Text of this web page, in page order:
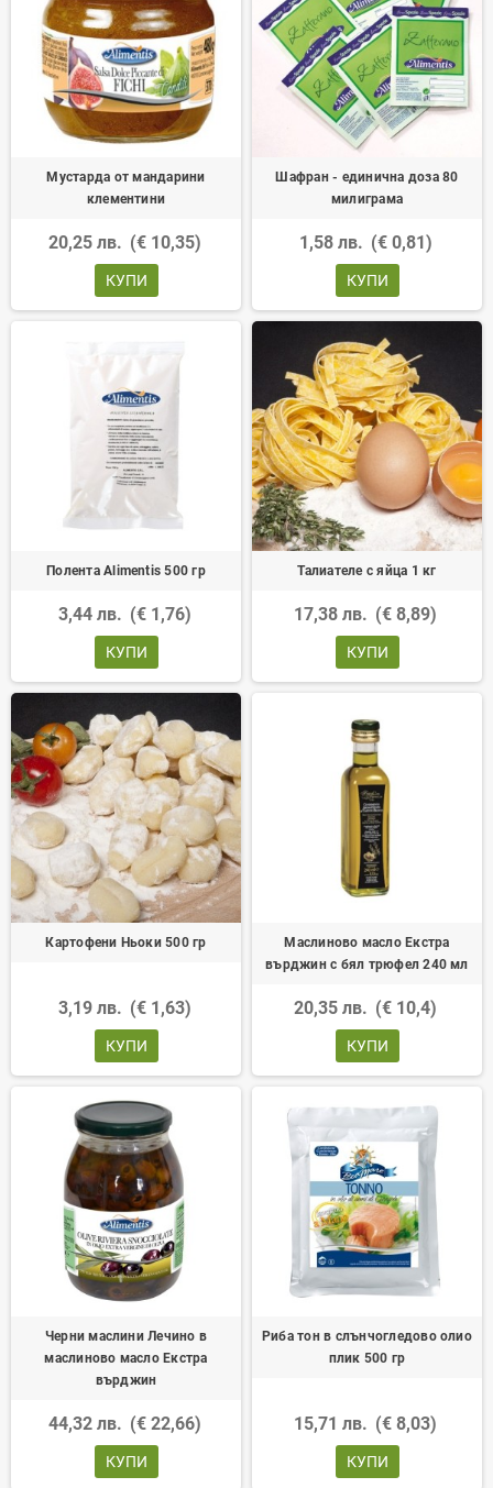
Мустарда от мандарини
клементини
20,25 лв. (€ 10,35)
КУПИ
Шафран - единична доза 80
милиграма
1,58 лв. (€ 0,81)
КУПИ
Полента Alimentis 500 гр
3,44 лв. (€ 1,76)
КУПИ
Талиателе с яйца 1 кг
17,38 лв. (€ 8,89)
КУПИ
Картофени Ньоки 500 гр
3,19 лв. (€ 1,63)
КУПИ
Маслиново масло Екстра
върджин с бял трюфел 240 мл
20,35 лв. (€ 10,4)
КУПИ
Черни маслини Лечино в
маслиново масло Екстра
върджин
44,32 лв. (€ 22,66)
КУПИ
Риба тон в слънчогледово олио
плик 500 гр
15,71 лв. (€ 8,03)
КУПИ